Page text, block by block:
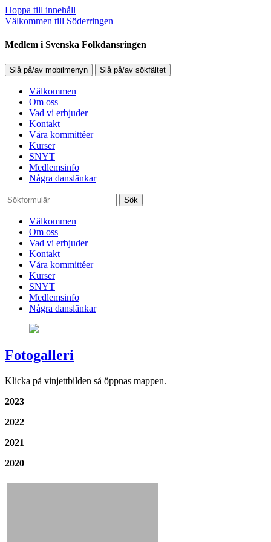
Hoppa till innehåll
Välkommen till Söderringen
Medlem i Svenska Folkdansringen
Slå på/av mobilmenyn Slå på/av sökfältet
Välkommen
Om oss
Vad vi erbjuder
Kontakt
Våra kommittéer
Kurser
SNYT
Medlemsinfo
Några danslänkar
Sök
Välkommen
Om oss
Vad vi erbjuder
Kontakt
Våra kommittéer
Kurser
SNYT
Medlemsinfo
Några danslänkar
Fotogalleri
Klicka på vinjettbilden så öppnas mappen.
2023
2022
2021
2020